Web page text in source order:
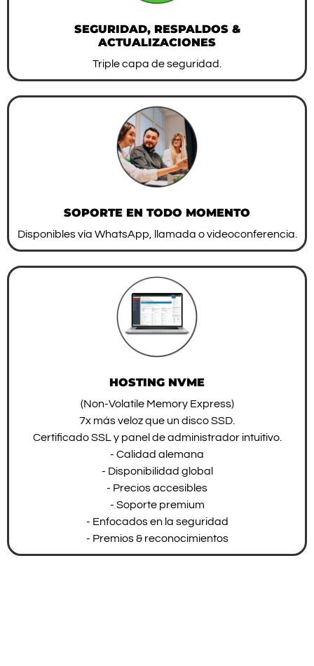
SEGURIDAD, RESPALDOS &
ACTUALIZACIONES
Triple capa de seguridad.
SOPORTE EN TODO MOMENTO
Disponibles vía WhatsApp, llamada o videoconferencia.
HOSTING NVME
(Non-Volatile Memory Express)
7x más veloz que un disco SSD.
Certificado SSL y panel de administrador intuitivo.
- Calidad alemana
- Disponibilidad global
- Precios accesibles
- Soporte premium
- Enfocados en la seguridad
- Premios & reconocimientos